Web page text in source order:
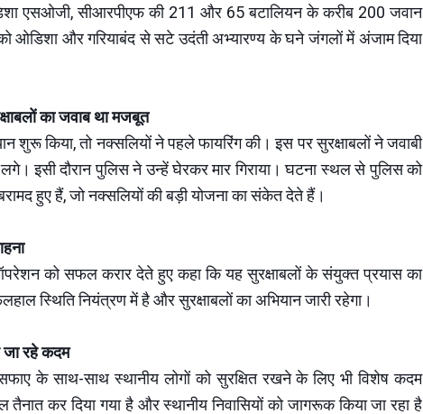
एसओजी, सीआरपीएफ की 211 और 65 बटालियन के करीब 200 जवान
ओडिशा और गरियाबंद से सटे उदंती अभ्यारण्य के घने जंगलों में अंजाम दिया
का जवाब था मजबूत
शुरू किया, तो नक्सलियों ने पहले फायरिंग की। इस पर सुरक्षाबलों ने जवाबी
इसी दौरान पुलिस ने उन्हें घेरकर मार गिराया। घटना स्थल से पुलिस को
हुए हैं, जो नक्सलियों की बड़ी योजना का संकेत देते हैं।
को सफल करार देते हुए कहा कि यह सुरक्षाबलों के संयुक्त प्रयास का
स्थिति नियंत्रण में है और सुरक्षाबलों का अभियान जारी रहेगा।
जा रहे कदम
के साथ-साथ स्थानीय लोगों को सुरक्षित रखने के लिए भी विशेष कदम
कर दिया गया है और स्थानीय निवासियों को जागरूक किया जा रहा है